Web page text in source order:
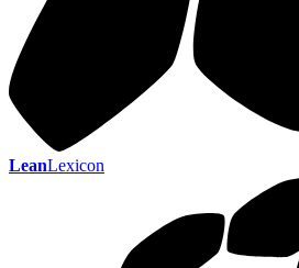
LeanLexicon